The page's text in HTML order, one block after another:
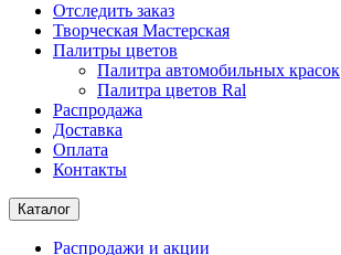
Отследить заказ
Творческая Мастерская
Палитры цветов
Палитра автомобильных красок
Палитра цветов Ral
Распродажа
Доставка
Оплата
Контакты
Каталог
Распродажи и акции